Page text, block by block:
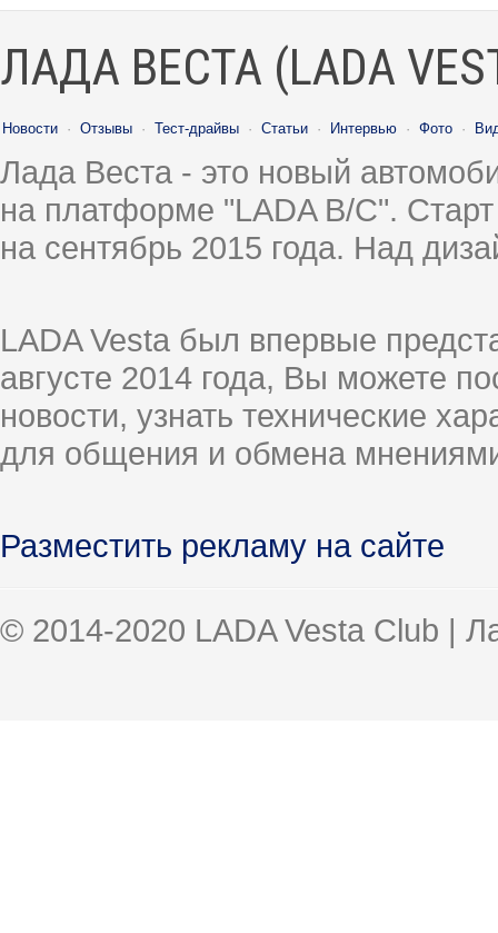
ЛАДА ВЕСТА (LADA
Новости · Отзывы · Тест-драйвы · Статьи · Интервью · Фото ·
Лада Веста - это новый
на платформе "LADA B/C".
на сентябрь 2015 года. Над
LADA Vesta был впервые
августе 2014 года, Вы можете
новости, узнать технические
для общения и обмена
Разместить рекламу на сайте
© 2014-2020 LADA Vesta Club |